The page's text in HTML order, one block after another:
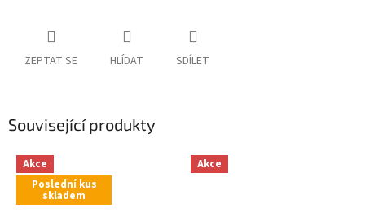
ZEPTAT SE HLÍDAT SDÍLET
Související produkty
Akce
Poslední kus
skladem
Akce